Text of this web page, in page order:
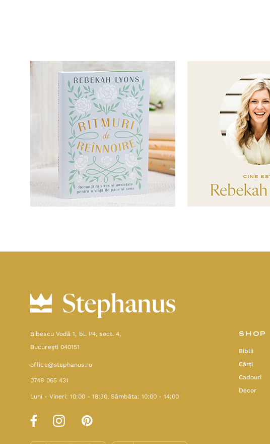
Bibescu Vodă 1, bl. P4, sect. 4,
Bucureşti 040151
office@stephanus.ro
0748 065 431
Luni - Vineri: 10:00 - 18:30, Sâmbăta: 10:00 - 14:00
SHOP
Biblii
Cărți
Cadouri
Decor